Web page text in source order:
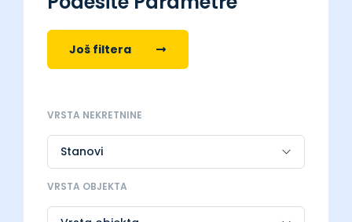
Još filtera
VRSTA NEKRETNINE
VRSTA OBJEKTA